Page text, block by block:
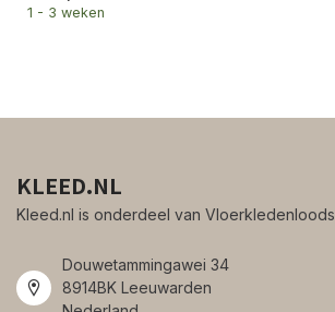
1 - 3 weken
KLEED.NL
Kleed.nl is onderdeel van Vloerkledenloods
Douwetammingawei 34
8914BK Leeuwarden